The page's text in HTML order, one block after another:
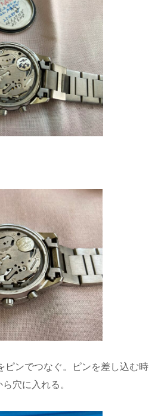
ピンでつなぐ。ピンを差し込む時
穴に入れる。